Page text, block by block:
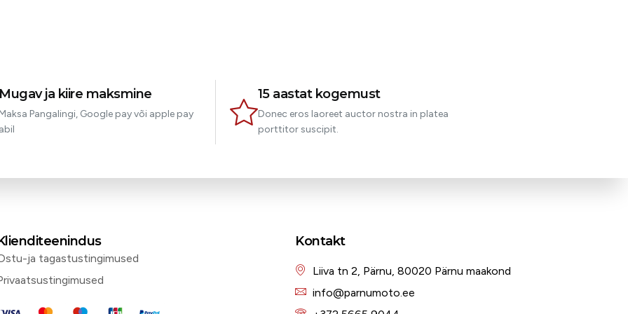
ja kiire maksmine
Pangalingi, Google pay või apple pay
15 aastat kogemust
Donec eros laoreet auctor nostra in platea
porttitor suscipit.
ja tagastustingimused
Kontakt
Liiva tn 2, Pärnu, 80020 Pärnu maakond
info@parnumoto.ee